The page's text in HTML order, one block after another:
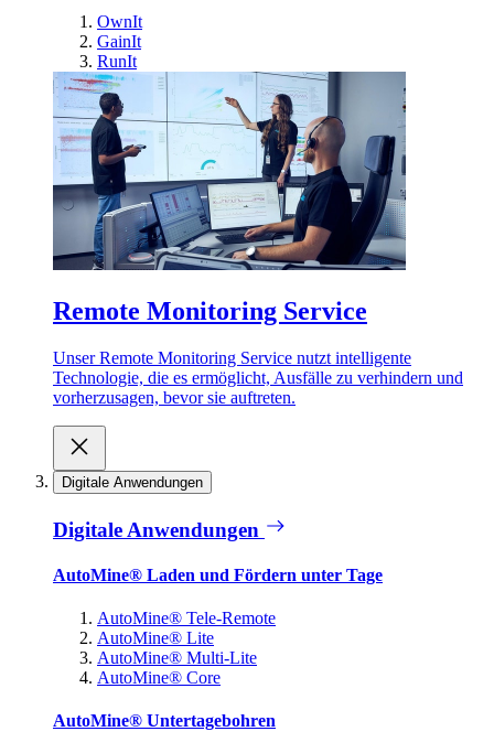
OwnIt
GainIt
RunIt
Remote Monitoring Service
Unser Remote Monitoring Service nutzt intelligente
Technologie, die es ermöglicht, Ausfälle zu verhindern und
vorherzusagen, bevor sie auftreten.
Digitale Anwendungen
Digitale Anwendungen
AutoMine® Laden und Fördern unter Tage
AutoMine® Tele-Remote
AutoMine® Lite
AutoMine® Multi-Lite
AutoMine® Core
AutoMine® Untertagebohren